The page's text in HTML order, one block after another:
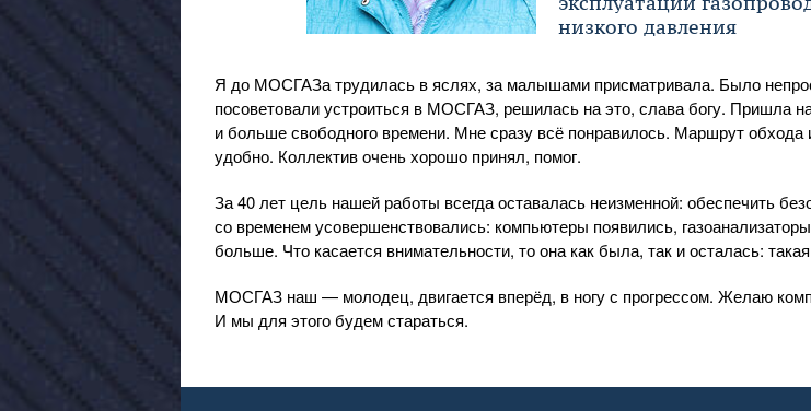
низкого давления
Я до МОСГАЗа трудилась в яслях, за малышами присматривала. Было
посоветовали устроиться в МОСГАЗ, решилась на это, слава богу. Пришла
и больше свободного времени. Мне сразу всё понравилось. Маршрут
удобно. Коллектив очень хорошо принял, помог.
За 40 лет цель нашей работы всегда оставалась неизменной: обеспечить
со временем усовершенствовались: компьютеры появились,
больше. Что касается внимательности, то она как была, так и осталась:
МОСГАЗ наш — молодец, двигается вперёд, в ногу с прогрессом. Желаю
И мы для этого будем стараться.